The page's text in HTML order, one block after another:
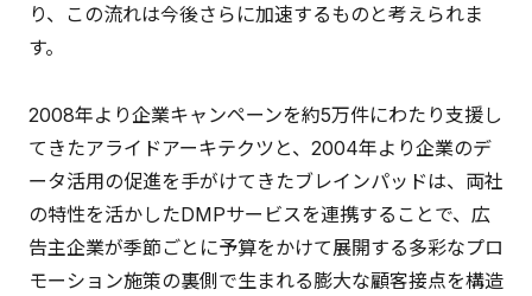
り、この流れは今後さらに加速するものと考えられま
す。
2008年より企業キャンペーンを約5万件にわたり支援し
てきたアライドアーキテクツと、2004年より企業のデ
ータ活用の促進を手がけてきたブレインパッドは、両社
の特性を活かしたDMPサービスを連携することで、広
告主企業が季節ごとに予算をかけて展開する多彩なプロ
モーション施策の裏側で生まれる膨大な顧客接点を構造